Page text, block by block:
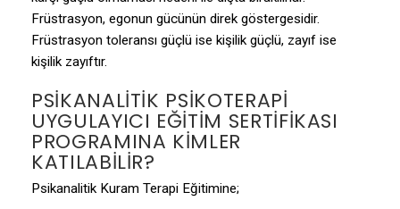
Früstrasyon, egonun gücünün direk göstergesidir.
Früstrasyon toleransı güçlü ise kişilik güçlü, zayıf ise
kişilik zayıftır.
PSIKANALITIK PSIKOTERAPI
UYGULAYICI EĞITIM SERTIFIKASI
PROGRAMINA KIMLER
KATILABILIR?
Psikanalitik Kuram Terapi Eğitimine;